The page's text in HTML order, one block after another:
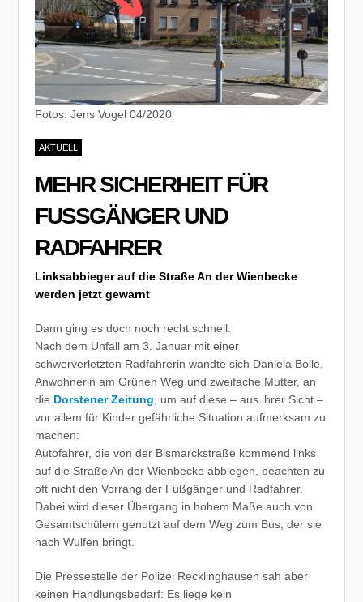
Fotos: Jens Vogel 04/2020
AKTUELL
MEHR SICHERHEIT FÜR
FUSSGÄNGER UND R
ADFAHRER
Linksabbieger auf die Straße An der Wienbecke
werden jetzt gewarnt
Dann ging es doch noch recht schnell:
Nach dem Unfall am 3. Januar mit einer
schwerverletzten Radfahrerin wandte sich Daniela Bolle,
Anwohnerin am Grünen Weg und zweifache Mutter, an
die Dorstener Zeitung, um auf diese – aus ihrer Sicht –
vor allem für Kinder gefährliche Situation aufmerksam zu
machen:
Autofahrer, die von der Bismarckstraße kommend links
auf die Straße An der Wienbecke abbiegen, beachten zu
oft nicht den Vorrang der Fußgänger und Radfahrer.
Dabei wird dieser Übergang in hohem Maße auch von
Gesamtschülern genutzt auf dem Weg zum Bus, der sie
nach Wulfen bringt.
Die Pressestelle der Polizei Recklinghausen sah aber
keinen Handlungsbedarf: Es liege kein